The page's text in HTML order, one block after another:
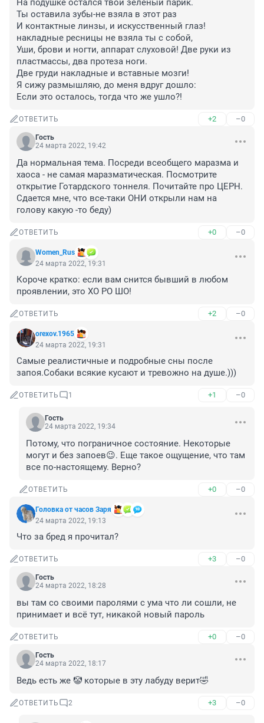
На подушке остался твой зеленый парик.
Ты оставила зубы-не взяла в этот раз
И контактные линзы, и искусственный глаз!
накладные ресницы не взяла ты с собой,
Уши, брови и ногти, аппарат слуховой! Две руки из
пластмассы, два протеза ноги.
Две груди накладные и вставные мозги!
Я сижу размышляю, до меня вдруг дошло:
Если это осталось, тогда что же ушло?!
ОТВЕТИТЬ +2 –0
Гость
24 марта 2022, 19:42
Да нормальная тема. Посреди всеобщего маразма и
хаоса - не самая маразматическая. Посмотрите
открытие Готардского тоннеля. Почитайте про ЦЕРН.
Сдается мне, что все-таки ОНИ открыли нам на
голову какую -то беду)
ОТВЕТИТЬ +0 –0
Women_Rus
24 марта 2022, 19:31
Короче кратко: если вам снится бывший в любом
проявлении, это ХО РО ШО!
ОТВЕТИТЬ +2 –0
orexov.1965
24 марта 2022, 19:31
Самые реалистичные и подробные сны после
запоя.Собаки всякие кусают и тревожно на душе.)))
ОТВЕТИТЬ 1 +1 –0
Гость
24 марта 2022, 19:34
Потому, что пограничное состояние. Некоторые
могут и без запоев😉. Еще такое ощущение, что там
все по-настоящему. Верно?
ОТВЕТИТЬ +0 –0
Головка от часов Заря
24 марта 2022, 19:13
Что за бред я прочитал?
ОТВЕТИТЬ +3 –0
Гость
24 марта 2022, 18:28
вы там со своими паролями с ума что ли сошли, не
принимает и всё тут, никакой новый пароль
ОТВЕТИТЬ +0 –0
Гость
24 марта 2022, 18:17
Ведь есть же 🤡 которые в эту лабуду верит🤣
ОТВЕТИТЬ 2 +3 –0